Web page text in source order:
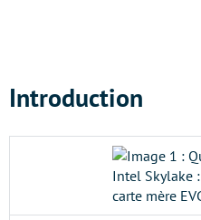
Introduction